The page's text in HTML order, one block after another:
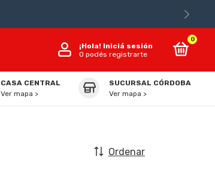
¡Hola! Iniciá sesión
O podés registrarte
0
CASA CENTRAL
Ver mapa >
SUCURSAL CÓRDOBA
Ver mapa >
Ordenar